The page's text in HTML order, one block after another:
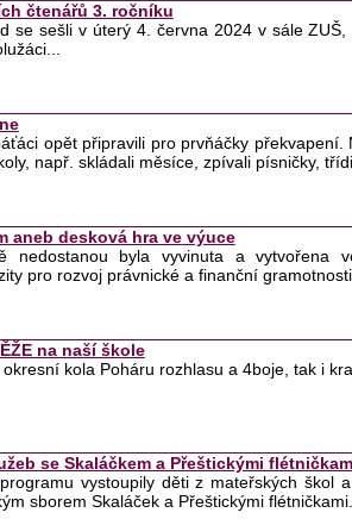
čtenářů 3. ročníku
se sešli v úterý 4. června 2024 v sále
opět připravili pro prvňáčky překvapení.
např. skládali měsíce, zpívali písničky,
aneb desková hra ve výuce
nedostanou byla vyvinuta a vytvořena
pro rozvoj právnické a finanční
na naší škole
kola Poháru rozhlasu a 4boje, tak i
se Skaláčkem a Přeštickými
programu vystoupily děti z mateřských
sborem Skaláček a Přeštickými flétničkami...